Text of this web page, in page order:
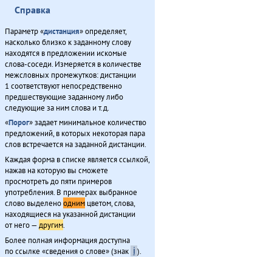
Справка
Параметр «дистанция» определяет,
насколько близко к заданному слову
находятся в предложении искомые
слова-соседи. Измеряется в количестве
межсловных промежутков: дистанции
1 соответствуют непосредственно
предшествующие заданному либо
следующие за ним слова и т.д.
«Порог» задает минимальное количество
предложений, в которых некоторая пара
слов встречается на заданной дистанции.
Каждая форма в списке является ссылкой,
нажав на которую вы сможете
просмотреть до пяти примеров
употребления. В примерах выбранное
слово выделеноодним цветом, слова,
находящиеся на указанной дистанции
от него —другим.
Более полная информация доступна
по ссылке «сведения о слове» (знак ℹ ).